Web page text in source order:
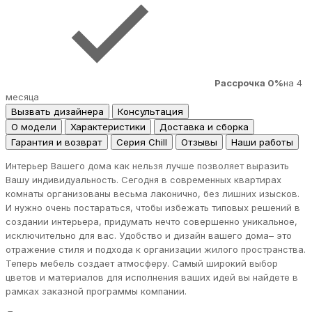
Рассрочка 0%на 4
месяца
Вызвать дизайнера
Консультация
О модели
Характеристики
Доставка и сборка
Гарантия и возврат
Серия Chill Отзывы Наши работы
Интерьер Вашего дома как нельзя лучше позволяет выразить
Вашу индивидуальность. Сегодня в современных квартирах
комнаты организованы весьма лаконично, без лишних изысков.
И нужно очень постараться, чтобы избежать типовых решений в
создании интерьера, придумать нечто совершенно уникальное,
исключительно для вас. Удобство и дизайн вашего дома– это
отражение стиля и подхода к организации жилого пространства.
Теперь мебель создает атмосферу. Самый широкий выбор
цветов и материалов для исполнения ваших идей вы найдете в
рамках заказной программы компании.